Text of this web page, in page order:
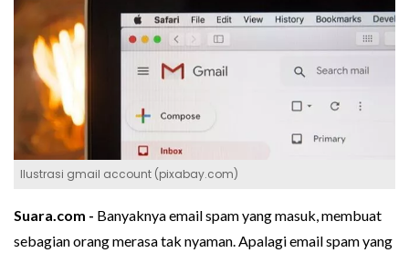
Ilustrasi gmail account (pixabay.com)
Suara.com - Banyaknya email spam yang masuk, membuat
sebagian orang merasa tak nyaman. Apalagi email spam yang